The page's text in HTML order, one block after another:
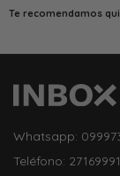
Te recomendamos
Whatsapp:
Teléfono: 27169991